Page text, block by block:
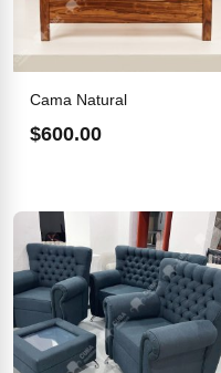
Cama Natural
$600.00